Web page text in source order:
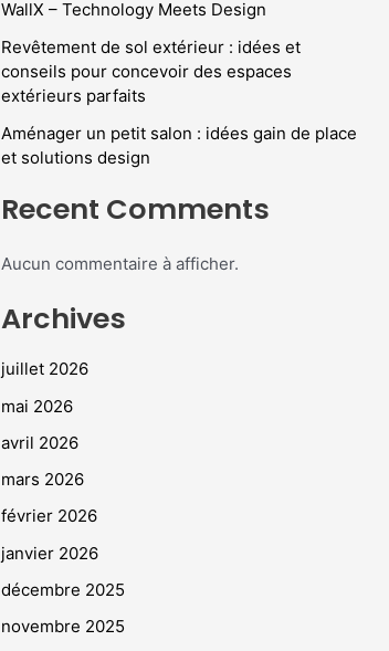
WallX – Technology Meets Design
Revêtement de sol extérieur : idées et
conseils pour concevoir des espaces
extérieurs parfaits
Aménager un petit salon : idées gain de place
et solutions design
Recent Comments
Aucun commentaire à afficher.
Archives
juillet 2026
mai 2026
avril 2026
mars 2026
février 2026
janvier 2026
décembre 2025
novembre 2025